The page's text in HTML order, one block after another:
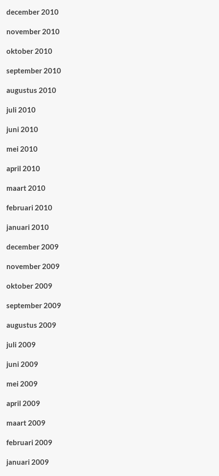
december 2010
november 2010
oktober 2010
september 2010
augustus 2010
juli 2010
juni 2010
mei 2010
april 2010
maart 2010
februari 2010
januari 2010
december 2009
november 2009
oktober 2009
september 2009
augustus 2009
juli 2009
juni 2009
mei 2009
april 2009
maart 2009
februari 2009
januari 2009